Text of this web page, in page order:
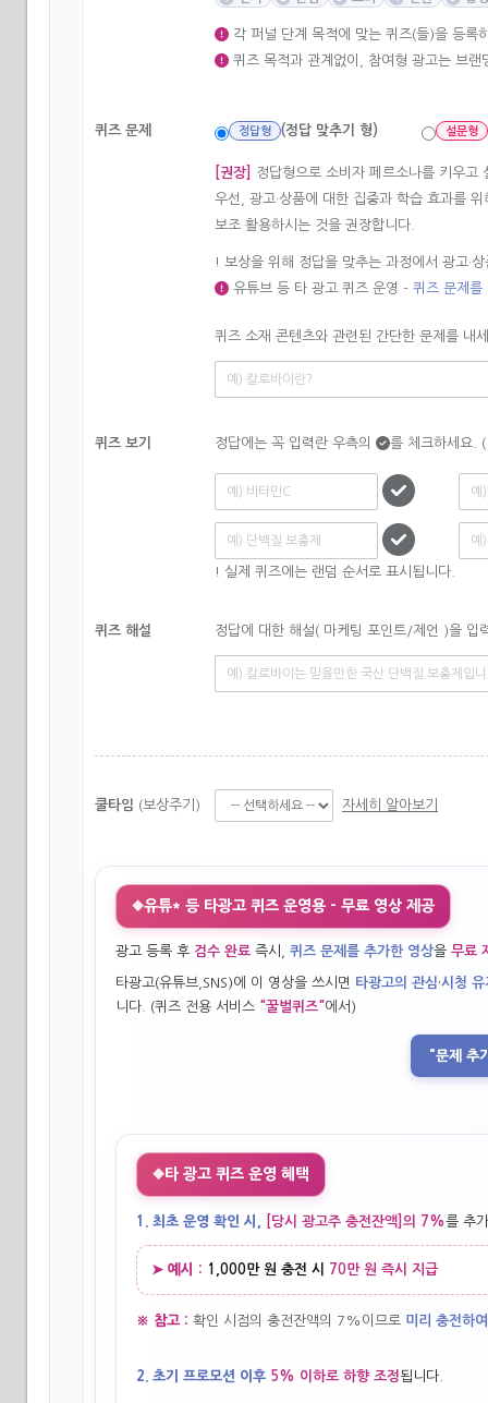
각 퍼널 단계 목적에 맞는 퀴즈(들)을 등록
퀴즈 목적과 관계없이, 참여형 광고는 브
퀴즈 문제 정답형 (정답 맞추기 형) 설문형
[권장]
정답형으로 소비자 페르소나를 키우고
우선, 광고·상품에 대한 집중과 학습 효과를
보조 활용하시는 것을 권장합니다.
! 보상을 위해 정답을 맞추는 과정에서 광고·
유튜브 등 타 광고 퀴즈 운영 - 퀴즈 문제를
퀴즈 소재 콘텐츠와 관련된 간단한 문제를
퀴즈 보기 정답에는 꼭 입력란 우측의 를 체크하세요.
! 실제 퀴즈에는 랜덤 순서로 표시됩니다.
퀴즈 해설 정답에 대한 해설( 마케팅 포인트/제언 )을 입
쿨타임 (보상주기) 자세히 알아보기
◆유튜* 등 타광고 퀴즈 운영용 - 무료 영상 제공
광고 등록 후 검수 완료 즉시, 퀴즈 문제를 추가한 영상을 무료
타광고(유튜브,SNS)에 이 영상을 쓰시면 타광고의 관심·시청 유
니다. (퀴즈 전용 서비스 "꿀벌퀴즈"에서)
"문제 추
◆타 광고 퀴즈 운영 혜택
1. 최초 운영 확인 시, [당시 광고주 충전잔액]의 7%를 추
➤ 예시 : 1,000만 원 충전 시 70만 원 즉시 지급
※ 참고 : 확인 시점의 충전잔액의 7%이므로 미리 충전하
2. 초기 프로모션 이후 5% 이하로 하향 조정됩니다.